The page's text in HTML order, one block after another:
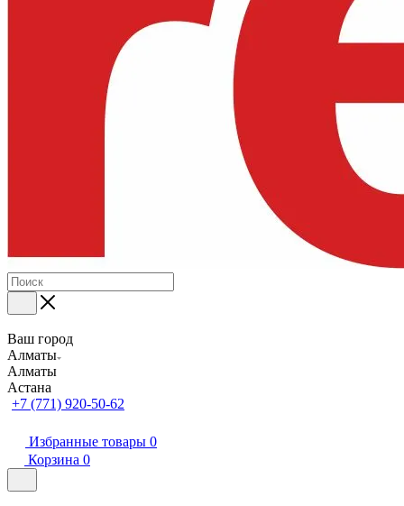
Ваш город
Алматы
Алматы
Астана
+7 (771) 920-50-62
Избранные товары 0
Корзина 0